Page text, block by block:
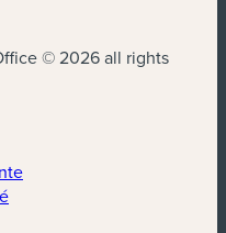
© 2026 all rights